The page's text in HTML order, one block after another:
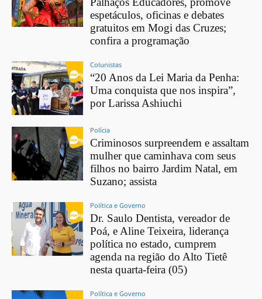
espetáculos, oficinas e debates
gratuitos em Mogi das Cruzes;
confira a programação
Colunistas
“20 Anos da Lei Maria da Penha:
Uma conquista que nos inspira”,
por Larissa Ashiuchi
Polícia
Criminosos surpreendem e assaltam
mulher que caminhava com seus
filhos no bairro Jardim Natal, em
Suzano; assista
Política e Governo
Dr. Saulo Dentista, vereador de
Poá, e Aline Teixeira, liderança
política no estado, cumprem
agenda na região do Alto Tietê
nesta quarta-feira (05)
Política e Governo